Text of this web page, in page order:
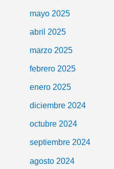
mayo 2025
abril 2025
marzo 2025
febrero 2025
enero 2025
diciembre 2024
octubre 2024
septiembre 2024
agosto 2024